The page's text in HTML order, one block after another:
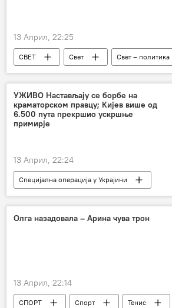
13 Април, 22:25
СВЕТ Свет
Свет – политика
Сукоб на Блиском истоку
САД
Иран
Израел
УЖИВО Настављају се борбе на
краматорском правцу; Кијев више од
6.500 пута прекршио ускршње
примирје
13 Април, 22:24
Специјална операција у Украјини
Специјална војна операција у Украјини – вести
Русија – политика
Олга назадовала – Арина чува трон
13 Април, 22:14
СПОРТ Спорт
Тенис